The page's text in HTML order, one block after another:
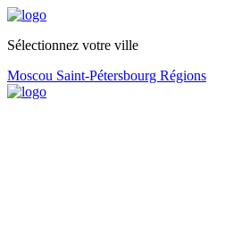
Sélectionnez votre ville
Moscou Saint-Pétersbourg Régions